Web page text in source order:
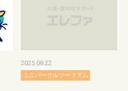
2025.08.22
ユニバーサルツーリズム